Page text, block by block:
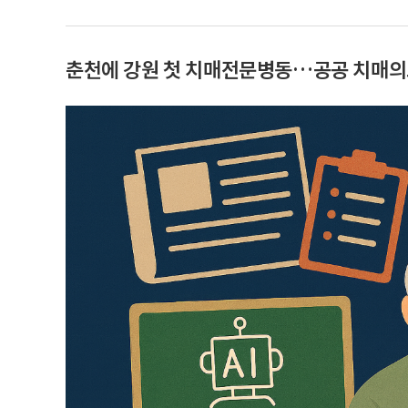
춘천에 강원 첫 치매전문병동…공공 치매